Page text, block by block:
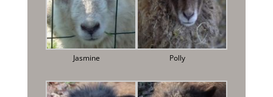
Jasmine Polly